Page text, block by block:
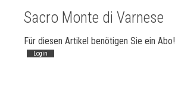
Sacro Monte di Varnese
Für diesen Artikel benötigen Sie ein Abo!
Login